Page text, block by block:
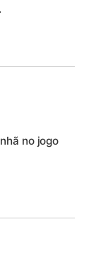
no jogo